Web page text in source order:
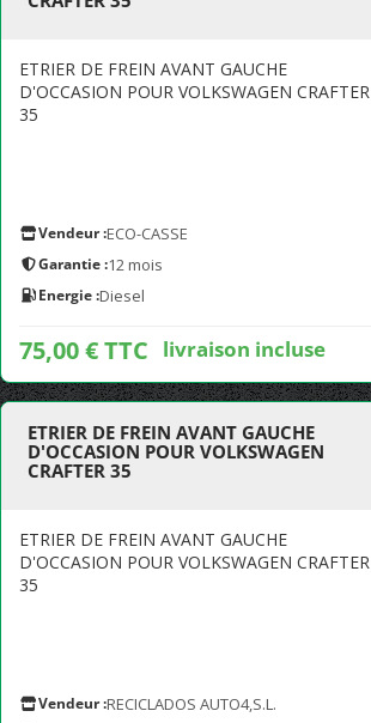
ETRIER DE FREIN AVANT GAUCHE
D'OCCASION POUR VOLKSWAGEN CRAFTER
35
Vendeur :ECO-CASSE
Garantie :12 mois
Energie :Diesel
75,00 € TTC livraison incluse
ETRIER DE FREIN AVANT GAUCHE
D'OCCASION POUR VOLKSWAGEN
CRAFTER 35
ETRIER DE FREIN AVANT GAUCHE
D'OCCASION POUR VOLKSWAGEN CRAFTER
35
Vendeur :RECICLADOS AUTO4,S.L.